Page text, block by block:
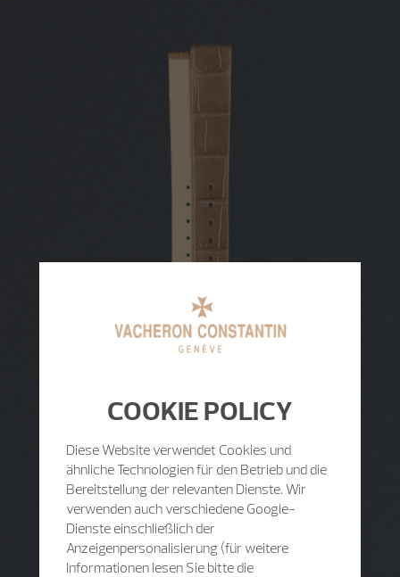
COOKIE POLICY
Diese Website verwendet Cookies und
ähnliche Technologien für den Betrieb und die
Bereitstellung der relevanten Dienste. Wir
verwenden auch verschiedene Google-
Dienste einschließlich der
Anzeigenpersonalisierung (für weitere
Informationen lesen Sie bitte die